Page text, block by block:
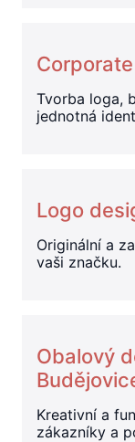
Tvorba loga,
jednotná
Logo
Originální a
vaši značku.
Obalový
Kreativní a
zákazníky a